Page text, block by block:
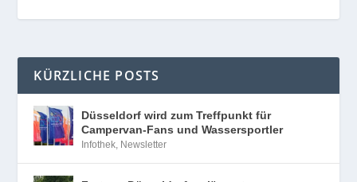
KÜRZLICHE POSTS
Düsseldorf wird zum Treffpunkt für
Campervan-Fans und Wassersportler
Infothek, Newsletter